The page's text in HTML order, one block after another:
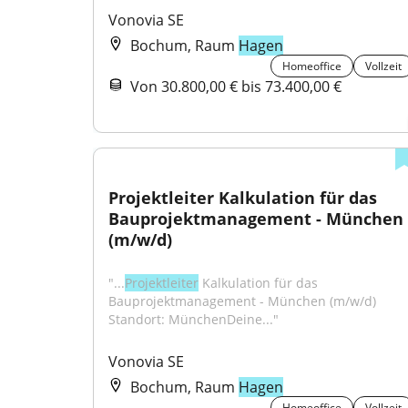
Vonovia SE
Bochum, Raum Hagen
Homeoffice Vollzeit
Von 30.800,00 € bis 73.400,00 €
Projektleiter Kalkulation für das
Bauprojektmanagement - München
(m/w/d)
"...Projektleiter Kalkulation für das
Bauprojektmanagement - München (m/w/d)
Standort: MünchenDeine..."
Vonovia SE
Bochum, Raum Hagen